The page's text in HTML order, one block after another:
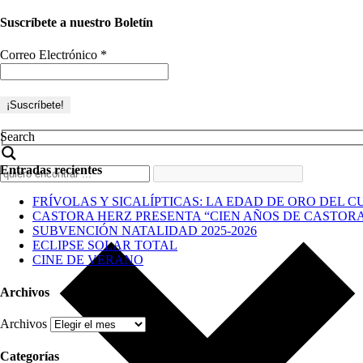
Suscríbete a nuestro Boletín
Correo Electrónico *
Search
Entradas recientes
FRÍVOLAS Y SICALÍPTICAS: LA EDAD DE ORO DEL
CASTORA HERZ PRESENTA “CIEN AÑOS DE
SUBVENCIÓN NATALIDAD 2025-2026
ECLIPSE SOLAR TOTAL
CINE DE VERANO
Archivos
Archivos
Categorías